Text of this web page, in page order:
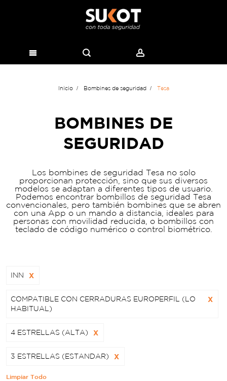
Inicio Bombines de seguridad Tesa
BOMBINES DE
SEGURIDAD
Los bombines de seguridad Tesa no solo
proporcionan protección, sino que sus diversos
modelos se adaptan a diferentes tipos de usuario.
Podemos encontrar bombillos de seguridad Tesa
convencionales, pero también bombines que se abren
con una App o un mando a distancia, ideales para
personas con movilidad reducida, o bombillos con
teclado de código numérico o control biométrico.
INN X
COMPATIBLE CON CERRADURAS EUROPERFIL (LO
HABITUAL)
X
4 ESTRELLAS (ALTA) X
3 ESTRELLAS (ESTANDAR) X
Limpiar Todo